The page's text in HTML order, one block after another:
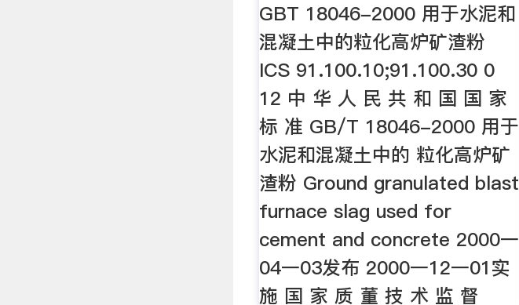
GBT 18046-2000 用于水泥和
混凝土中的粒化高炉矿渣粉
ICS 91.100.10;91.100.30 0
12 中 华 人 民 共 和 国 国 家
标 准 GB/T 18046-2000 用于
水泥和混凝土中的 粒化高炉矿
渣粉 Ground granulated blast
furnace slag used for
cement and concrete 2000一
04一03发布 2000一12一01实
施 国 家 质 董 技 术 监 督